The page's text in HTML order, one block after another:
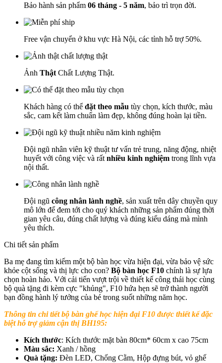
Bảo hành sản phẩm 06 tháng - 5 năm, bảo trì trọn đời.
Free vận chuyển ở khu vực Hà Nội, các tỉnh hỗ trợ 50%.
Ảnh Thật Chất Lượng Thật.
Khách hàng có thể đặt theo mẫu tùy chọn, kích thước, màu
sắc, cam kết làm chuẩn làm đẹp, không đúng hoàn lại tiền.
Đội ngũ nhân viên kỹ thuật tư vấn trẻ trung, năng động, nhiệt
huyết với công việc và rất nhiều kinh nghiệm trong lĩnh vựa
nội thất.
Đội ngũ công nhân lành nghề, sản xuất trên dây chuyền quy
mô lớn để đem tới cho quý khách những sản phẩm đúng thời
gian yêu câu, đúng chất lượng và đúng kiểu dáng mà mình
yêu thích.
Chi tiết sản phẩm
Ba mẹ đang tìm kiếm một bộ bàn học vừa hiện đại, vừa bảo vệ sức
khỏe cột sống và thị lực cho con? Bộ bàn học F10 chính là sự lựa
chọn hoàn hảo. Với cải tiến vượt trội về thiết kế công thái học cùng
bộ quà tặng đi kèm cực "khủng", F10 hứa hẹn sẽ trở thành người
bạn đồng hành lý tưởng của bé trong suốt những năm học.
Thông tin chi tiếtbộ bàn ghế học hiện đại F10 được thiết kế đặc
biệt hỗ trợ giảm cận thị BH195:
Kích thước: Kích thước mặt bàn 80cm* 60cm x cao 75cm
Màu sắc: Xanh / hồng
Quà tặng: Đèn LED, Chống Cằm, Hộp đựng bút, vỏ ghế